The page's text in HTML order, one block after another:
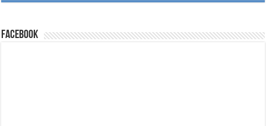
Facebook